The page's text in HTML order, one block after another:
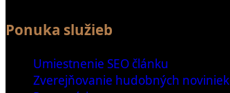
Ponuka služieb
Umiestnenie SEO článku
Zverejňovanie hudobných noviniek